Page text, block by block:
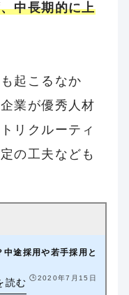
中長期的に上
起こるなか
業が優秀人材
リクルーティ
の工夫なども
途採用や若手採用と
🕒️2020年7月15日